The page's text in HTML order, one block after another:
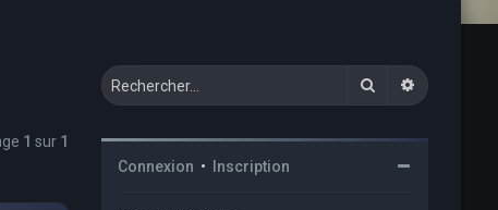
1 sur 1
Rechercher
Connexion • Inscription